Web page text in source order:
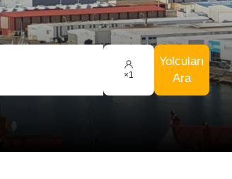
×1
Yolcuları
Ara